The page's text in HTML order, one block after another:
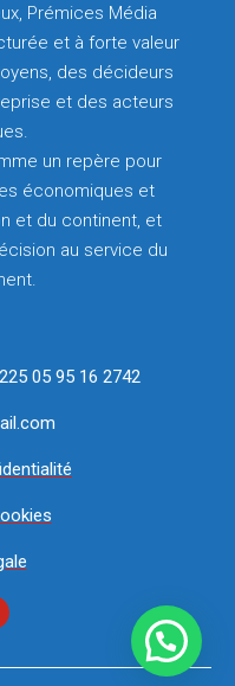
Prémices Média
et à forte valeur
des décideurs
et des acteurs
un repère pour
économiques et
et du continent, et
au service du
05 95 16 2742